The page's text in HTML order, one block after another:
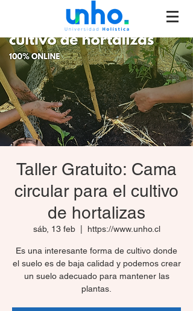
Taller Gratuito: Cama
circular para el cultivo
de hortalizas
sáb, 13 feb
  |
https://www.unho.cl
Es una interesante forma de cultivo donde
el suelo es de baja calidad y podemos crear
un suelo adecuado para mantener las
plantas.